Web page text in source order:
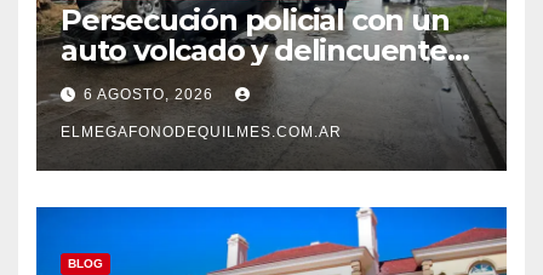
Persecución policial con un
auto volcado y delincuentes
detenidos en San Francisco
Solano
6 AGOSTO, 2026
ELMEGAFONODEQUILMES.COM.AR
BLOG